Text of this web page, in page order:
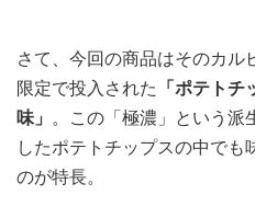
さて、今回の商品はそのカル
限定で投入された 「ポテト
味」 。この「極濃」という派
したポテトチップスの中でも
のが特長。